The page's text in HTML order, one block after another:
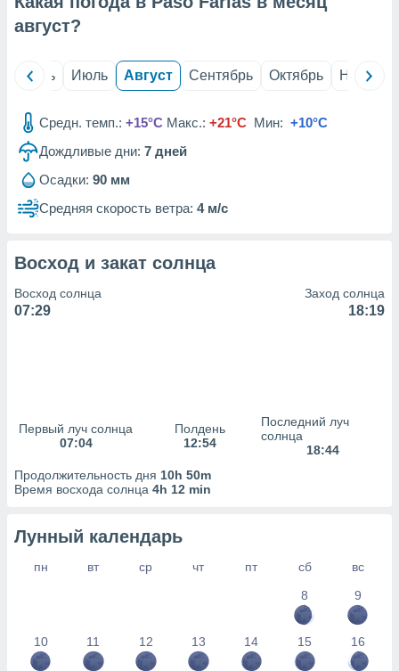
из
данных
наших 1199
август?
Июнь Июль Август Сентябрь Октябрь Ноябрь
Средн. темп.: +15°C Макс.: +21°C Мин: +10°C
Дождливые дни: 7 дней
Осадки: 90 мм
Средняя скорость ветра: 4 м/с
Восход и закат солнца
Восход солнца
07:29
Заход солнца
18:19
Первый луч солнца
07:04
Полдень
12:54
Последний луч
солнца
18:44
Продолжительность дня 10h 50m
Время восхода солнца 4h 12 min
Лунный календарь
пн вт ср чт пт сб
вс
8
9
10 11 12 13 14 15 16